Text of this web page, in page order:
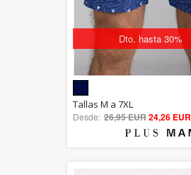
Dto. hasta 30%
out of 5
Tallas M a 7XL
Desde: 26,95 EUR24,26 EUR